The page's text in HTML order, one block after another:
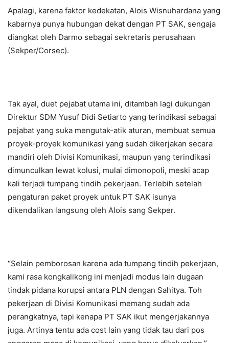
Apalagi, karena faktor kedekatan, Alois Wisnuhardana yang
kabarnya punya hubungan dekat dengan PT SAK, sengaja
diangkat oleh Darmo sebagai sekretaris perusahaan
(Sekper/Corsec).
Tak ayal, duet pejabat utama ini, ditambah lagi dukungan
Direktur SDM Yusuf Didi Setiarto yang terindikasi sebagai
pejabat yang suka mengutak-atik aturan, membuat semua
proyek-proyek komunikasi yang sudah dikerjakan secara
mandiri oleh Divisi Komunikasi, maupun yang terindikasi
dimunculkan lewat kolusi, mulai dimonopoli, meski acap
kali terjadi tumpang tindih pekerjaan. Terlebih setelah
pengaturan paket proyek untuk PT SAK isunya
dikendalikan langsung oleh Alois sang Sekper.
“Selain pemborosan karena ada tumpang tindih pekerjaan,
kami rasa kongkalikong ini menjadi modus lain dugaan
tindak pidana korupsi antara PLN dengan Sahitya. Toh
pekerjaan di Divisi Komunikasi memang sudah ada
perangkatnya, tapi kenapa PT SAK ikut mengerjakannya
juga. Artinya tentu ada cost lain yang tidak tau dari pos